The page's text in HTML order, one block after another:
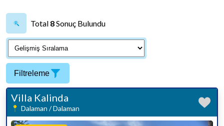
Total 8Sonuç Bulundu
Filtreleme
Villa Kalinda
Dalaman / Dalaman